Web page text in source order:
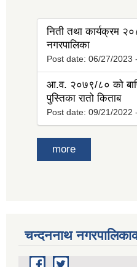
निती तथा कार्यक्रम
नगरपालिका
Post date: 06/27/2023
आ.व. २०७९/८० को
पुस्तिका रातो किताब
Post date: 09/21/2022
more
चन्दननाथ